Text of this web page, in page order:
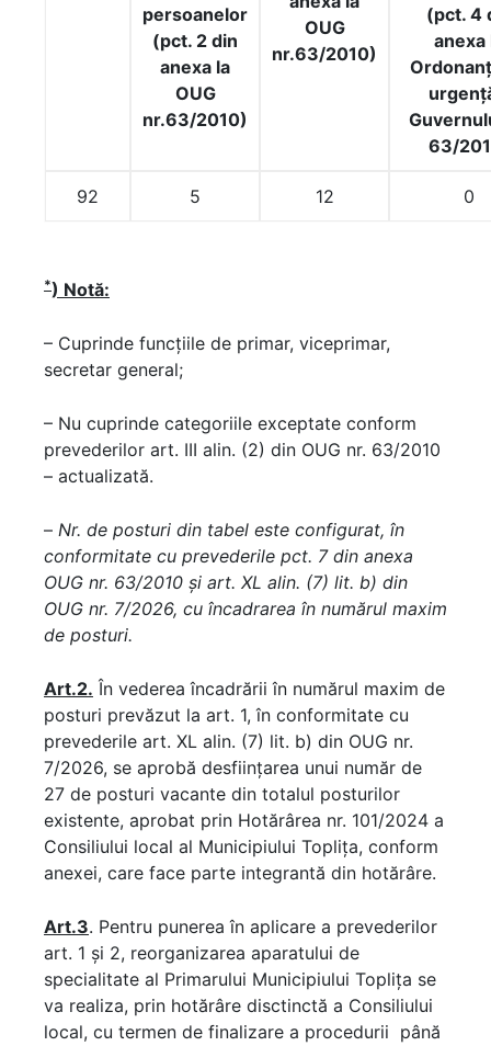
persoanelor
(pct. 2 din
anexa la
OUG
nr.63/2010)
OUG
nr.63/2010)
(pct. 4
anexa
63/
92 5 12 0
*) Notă:
– Cuprinde funcțiile de primar, viceprimar,
secretar general;
– Nu cuprinde categoriile exceptate conform
prevederilor art. III alin. (2) din OUG nr. 63/2010
– actualizată.
– Nr. de posturi din tabel este configurat, în
conformitate cu prevederile pct. 7 din anexa
OUG nr. 63/2010 și art. XL alin. (7) lit. b) din
OUG nr. 7/2026, cu încadrarea în numărul maxim
de posturi.
Art.2. În vederea încadrării în numărul maxim de
posturi prevăzut la art. 1, în conformitate cu
prevederile art. XL alin. (7) lit. b) din OUG nr.
7/2026, se aprobă desființarea unui număr de
27 de posturi vacante din totalul posturilor
existente, aprobat prin Hotărârea nr. 101/2024 a
Consiliului local al Municipiului Toplița, conform
anexei, care face parte integrantă din hotărâre.
Art.3. Pentru punerea în aplicare a prevederilor
art. 1 și 2, reorganizarea aparatului de
specialitate al Primarului Municipiului Toplița se
va realiza, prin hotărâre disctinctă a Consiliului
local, cu termen de finalizare a procedurii până